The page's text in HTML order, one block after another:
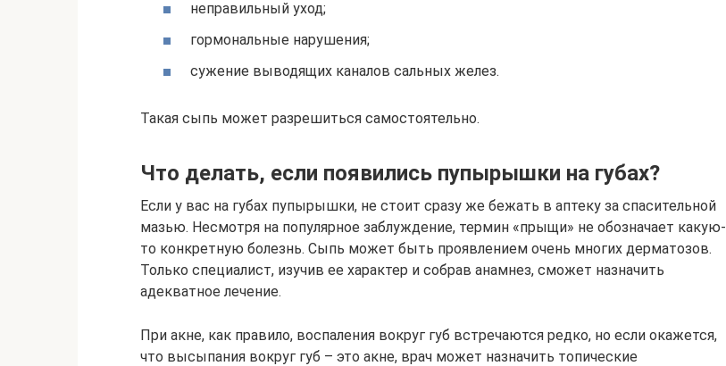
неправильный уход;
гормональные нарушения;
сужение выводящих каналов сальных желез.
Такая сыпь может разрешиться самостоятельно.
Что делать, если появились пупырышки на губах?
Если у вас на губах пупырышки, не стоит сразу же бежать в аптеку за спасительной
мазью. Несмотря на популярное заблуждение, термин «прыщи» не обозначает какую-
то конкретную болезнь. Сыпь может быть проявлением очень многих дерматозов.
Только специалист, изучив ее характер и собрав анамнез, сможет назначить
адекватное лечение.
При акне, как правило, воспаления вокруг губ встречаются редко, но если окажется,
что высыпания вокруг губ – это акне, врач может назначить топические